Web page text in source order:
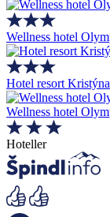
Wellness hotel
Hotel resort
Wellness hotel
Hoteller